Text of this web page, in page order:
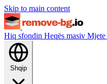
Skip to main content
Hiq sfondin Heqës masiv Mjete
Shqip